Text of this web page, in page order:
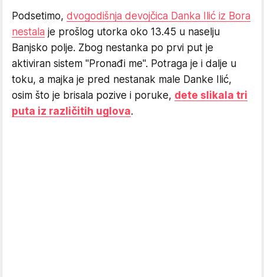
Podsetimo, dvogodišnja devojčica Danka Ilić iz Bora
nestala je prošlog utorka oko 13.45 u naselju
Banjsko polje. Zbog nestanka po prvi put je
aktiviran sistem "Pronađi me". Potraga je i dalje u
toku, a majka je pred nestanak male Danke Ilić,
osim što je brisala pozive i poruke, dete slikala tri
puta iz različitih uglova.